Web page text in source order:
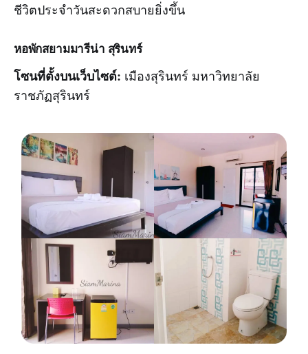
ชีวิตประจำวันสะดวกสบายยิ่งขึ้น
หอพักสยามมารีน่า สุรินทร์
โซนที่ตั้งบนเว็บไซต์: เมืองสุรินทร์ มหาวิทยาลัย
ราชภัฏสุรินทร์